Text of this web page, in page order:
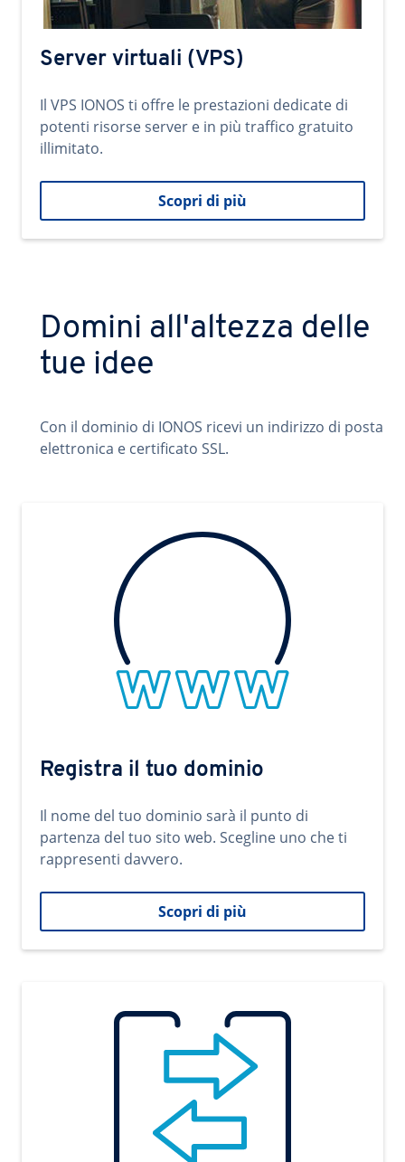
Server virtuali (VPS)
Il VPS IONOS ti offre le prestazioni dedicate di
potenti risorse server e in più traffico gratuito
illimitato.
Scopri di più
Domini all'altezza delle
tue idee
Con il dominio di IONOS ricevi un indirizzo di posta
elettronica e certificato SSL.
Registra il tuo dominio
Il nome del tuo dominio sarà il punto di
partenza del tuo sito web. Scegline uno che ti
rappresenti davvero.
Scopri di più